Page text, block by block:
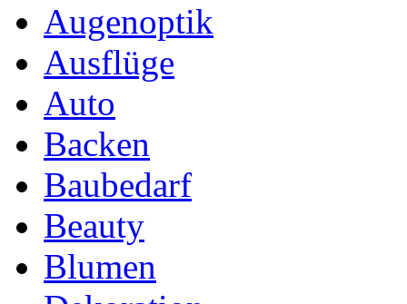
Augenoptik
Ausflüge
Auto
Backen
Baubedarf
Beauty
Blumen